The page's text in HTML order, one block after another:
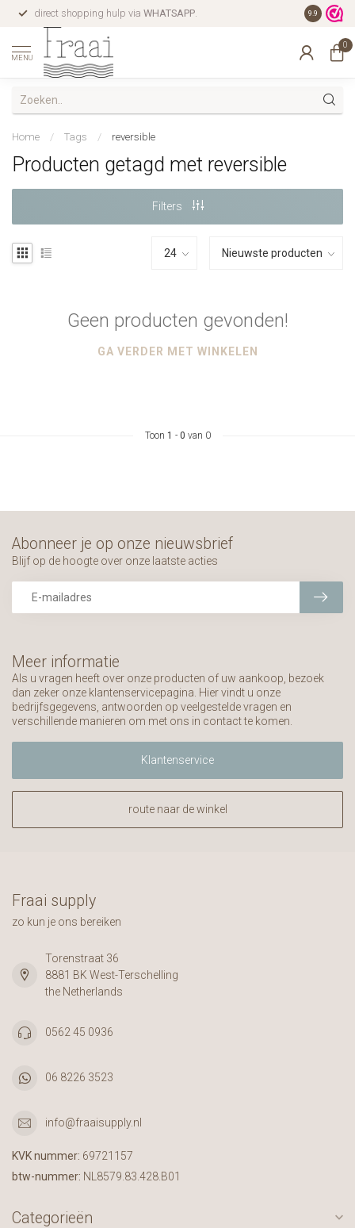
direct shopping hulp via WHATSAPP. gratis
9.9
MENU
0
Home / Tags / reversible
Producten getagd met reversible
Filters
Geen producten gevonden!
GA VERDER MET WINKELEN
Toon 1 - 0 van 0
Meer informatie
Als u vragen heeft over onze producten of uw aankoop, bezoek
dan zeker onze klantenservicepagina. Hier vindt u onze
bedrijfsgegevens, antwoorden op veelgestelde vragen en
verschillende manieren om met ons in contact te komen.
Klantenservice
route naar de winkel
Abonneer je op onze nieuwsbrief
Blijf op de hoogte over onze laatste acties
Fraai supply
zo kun je ons bereiken
Torenstraat 36
8881 BK West-Terschelling
the Netherlands
0562 45 0936
06 8226 3523
info@fraaisupply.nl
KVK nummer: 69721157
btw-nummer: NL8579.83.428.B01
Categorieën